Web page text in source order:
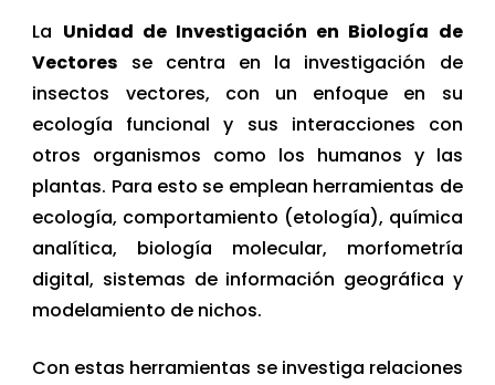
La Unidad de Investigación en Biología de
Vectores se centra en la investigación de
insectos vectores, con un enfoque en su
ecología funcional y sus interacciones con
otros organismos como los humanos y las
plantas. Para esto se emplean herramientas de
ecología, comportamiento (etología), química
analítica, biología molecular, morfometría
digital, sistemas de información geográfica y
modelamiento de nichos.
Con estas herramientas se investiga relaciones